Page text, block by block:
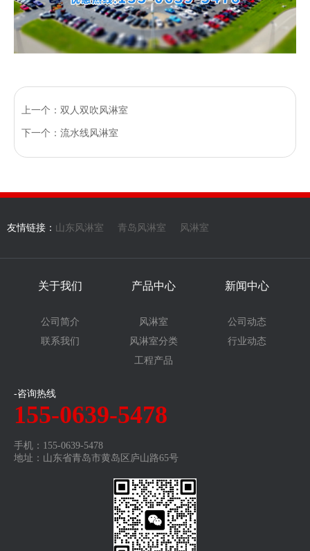
上一个：双人双吹风淋室
下一个：流水线风淋室
友情链接： 山东风淋室 青岛风淋室 风淋室
关于我们
公司简介
联系我们
产品中心
风淋室
风淋室分类
工程产品
新闻中心
公司动态
行业动态
-咨询热线
155-0639-5478
手机：155-0639-5478
地址：山东省青岛市黄岛区庐山路65号